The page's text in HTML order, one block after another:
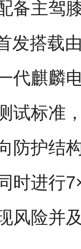
备主驾
发搭载
代麒麟
试标准
防护结
时进行
风险并